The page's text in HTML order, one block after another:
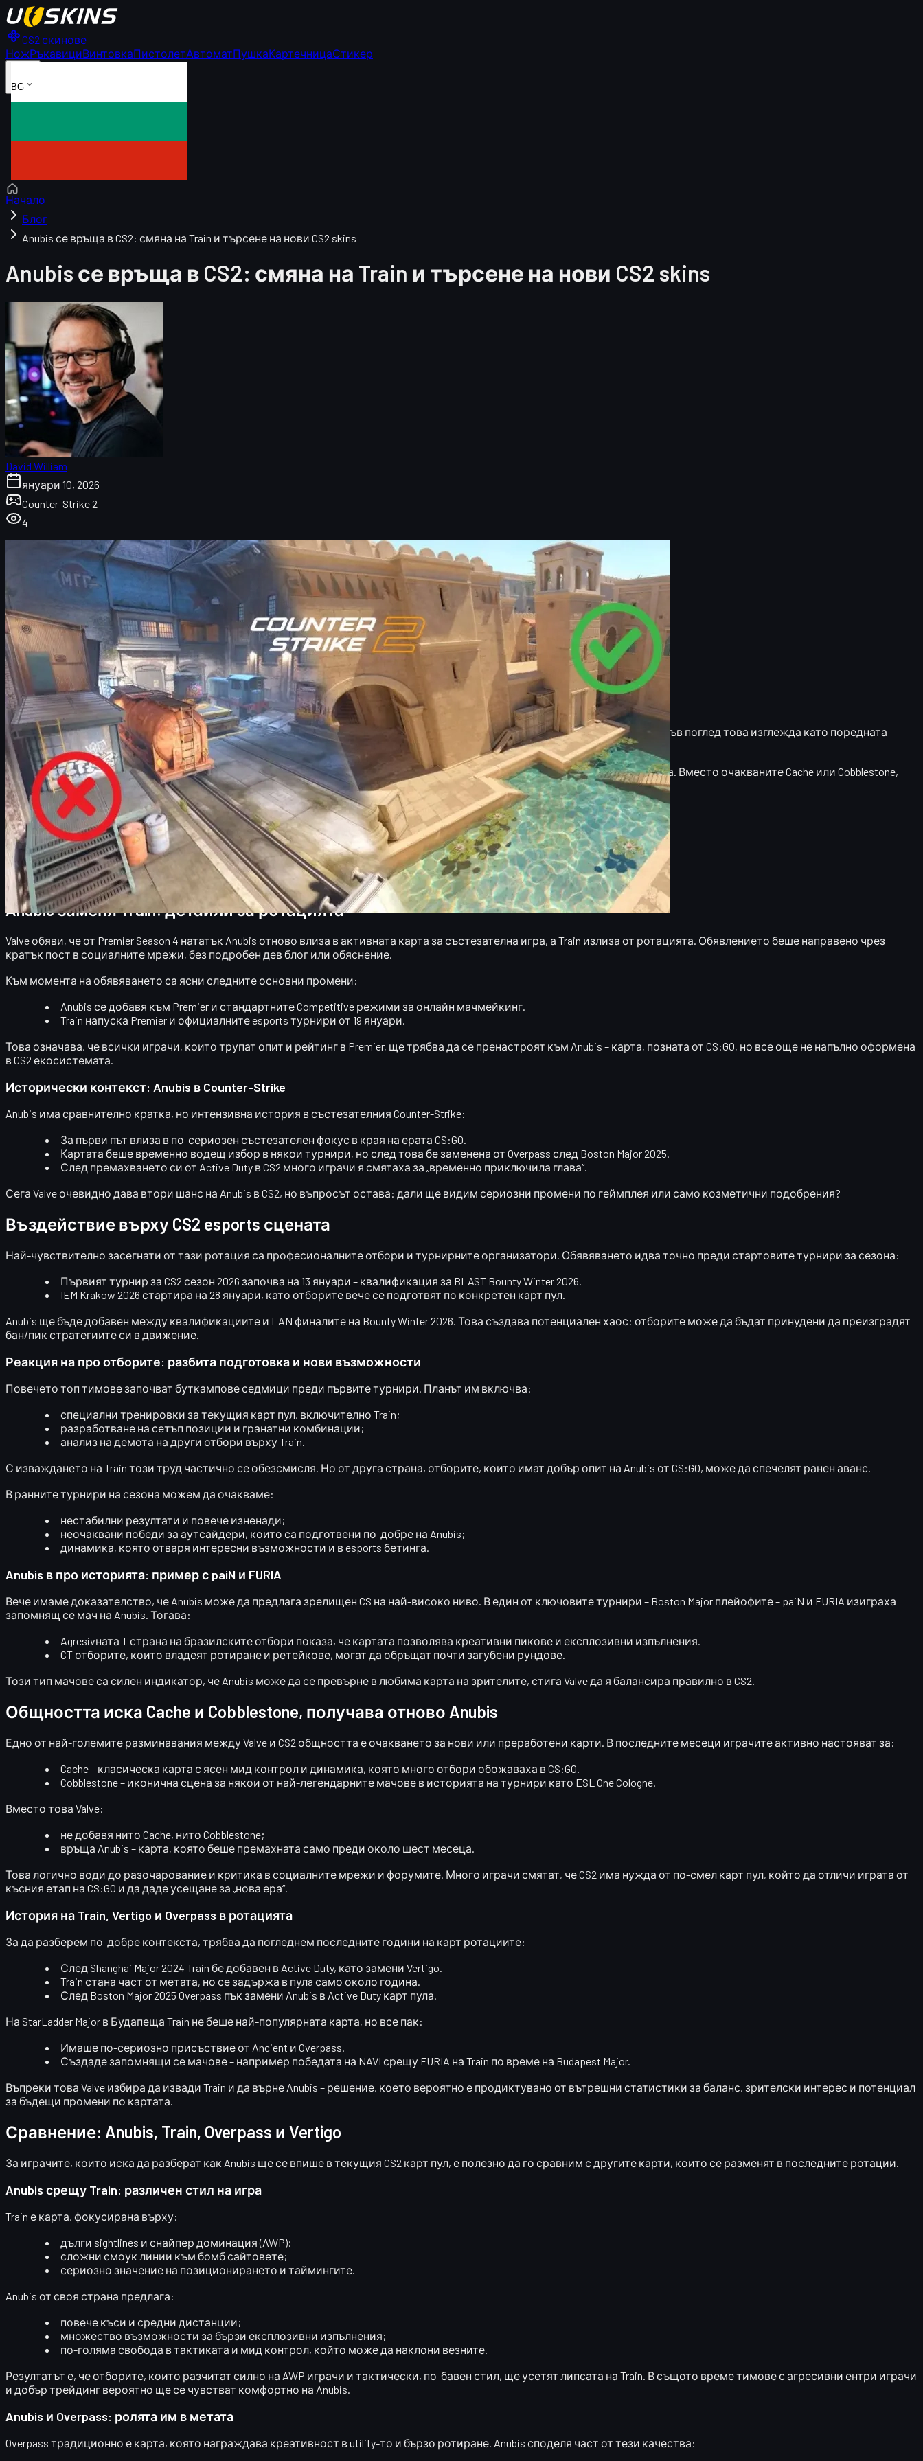
CS2 скинове
НожРъкавициВинтовкаПистолетАвтоматПушкаКартечницаСтикер
BG
Начало
Блог
Anubis се връща в CS2: смяна на Train и търсене на нови CS2 skins
Anubis се връща в CS2: смяна на Train и търсене на нови CS2 skins
David William
януари 10, 2026
Counter-Strike 2
4
Anubis се връща в CS2: какво всъщност се случи
Anubis заменя Train: детайли за ротацията
Въздействие върху CS2 esports сцената
Общността иска Cache и Cobblestone, получава отново Anubis
Сравнение: Anubis, Train, Overpass и Vertigo
Възможни промени по Anubis в CS2
CS2 Premier Season 4: рейтинг рестарт и нов медал
Как ротацията на карти влияе на CS2 skins икономиката
Практични съвети за играчи: подготовка за Anubis
Заключение и какво да очакваме от бъдещите ъпдейти
Anubis се връща в CS2: какво всъщност се случи
Valve официално връща Anubis в Active Duty карт пула на Counter-Strike 2
, а Train отново излиза от състезателната ротация. На пръв поглед това изглежда като поредната
стандартна смяна на карти, но таймингът и изборът на карта предизвикаха силна реакция в общността.
Ходът идва точнопреди старта на новия esports сезон 2026, когато про отборите вече са дълбоко в буткампове и подготовка. Вместо очакваните Cache или Cobblestone,
играчите получават връщане към карта, която беше премахната преди едва няколко месеца.
В тази статия ще разгледаме в детайл:
Защо Anubis заменя Train и какво означава това за метата
Как ще се адаптира про сцената и турнирните организатори
Защо общността е разочарована от липсата на Cache
Как тези промени влияят и на икономиката наCS2 skinsи търговията в общността
Anubis заменя Train: детайли за ротацията
Valve обяви, чеот Premier Season 4 нататък Anubis отново влиза в активната карта за състезателна игра, а Train излиза от ротацията. Обявлението беше направено чрез
кратък пост в социалните мрежи, без подробен дев блог или обяснение.
Към момента на обявяването са ясни следните основни промени:
Anubis се добавя към Premier и стандартнитеCompetitive режими за онлайн мачмейкинг.
Train напуска Premier и официалните esports турнири от 19 януари.
Това означава, че всички играчи, които трупат опит и рейтинг в Premier, ще трябва да се пренастроят към Anubis – карта, позната от CS:GO, но все още не напълно оформена
в CS2 екосистемата.
Исторически контекст: Anubis в Counter-Strike
Anubis има сравнително кратка, но интензивна история в състезателния Counter-Strike:
За първи път влиза в по-сериозен състезателен фокус в края на ерата CS:GO.
Картата беше временно водещ избор в някои турнири, но след това безаменена от Overpass след Boston Major 2025.
След премахването си от Active Duty в CS2 много играчи я смятаха за „временно приключила глава“.
Сега Valve очевидно дава втори шанс на Anubis в CS2, но въпросът остава: дали ще видим сериозни промени по геймплея или само козметични подобрения?
Въздействие върху CS2 esports сцената
Най-чувствително засегнати от тази ротация са професионалните отбори и турнирните организатори. Обявяването идва точно преди стартовите турнири за сезона:
Първият турнир за CS2 сезон 2026 започва на 13 януари – квалификация за BLAST Bounty Winter 2026.
IEM Krakow 2026 стартира на 28 януари, като отборите вече се подготвят по конкретен карт пул.
Anubis ще бъде добавен между квалификациите и LAN финалите на Bounty Winter 2026. Това създава потенциален хаос: отборите може да бъдат принудени да преизградят
бан/пик стратегиите си в движение.
Реакция на про отборите: разбита подготовка и нови възможности
Повечето топ тимове започват буткампове седмици преди първите турнири. Планът им включва:
специални тренировки за текущия карт пул, включително Train;
разработване на сетъп позиции и гранатни комбинации;
анализ на демота на други отбори върху Train.
С изваждането на Train този труд частично се обезсмисля. Но от друга страна, отборите, които имат добър опит на Anubis от CS:GO, може да спечелят ранен аванс.
В ранните турнири на сезона можем да очакваме:
нестабилни резултати и повече изненади;
неочаквани победи за аутсайдери, които са подготвени по-добре на Anubis;
динамика, която отваря интересни възможности и вesports бетинга.
Anubis в про историята: пример с paiN и FURIA
Вече имаме доказателство, че Anubis може да предлага зрелищен CS на най-високо ниво. В един от ключовите турнири – Boston Major плейофите – paiN и FURIA изиграха
запомнящ се мач на Anubis. Тогава:
Agresivната T страна на бразилските отбори показа, че картата позволява креативни пикове и експлозивни изпълнения.
CT отборите, които владеят ротиране и ретейкове, могат да обръщат почти загубени рундове.
Този тип мачове са силен индикатор, че Anubis може да се превърне в любима карта на зрителите, стига Valve да я балансира правилно в CS2.
Общността иска Cache и Cobblestone, получава отново Anubis
Едно от най-големите разминавания между Valve и CS2 общността еочакването за нови или преработени карти. В последните месеци играчите активно настояват за:
Cache– класическа карта с ясен мид контрол и динамика, която много отбори обожаваха в CS:GO.
Cobblestone– иконична сцена за някои от най-легендарните мачове в историята на турнири като ESL One Cologne.
Вместо това Valve:
не добавя нито Cache, нито Cobblestone;
връща Anubis – карта, която беше премахната само преди около шест месеца.
Това логично води до разочарование и критика в социалните мрежи и форумите. Много играчи смятат, че CS2 има нужда от по-смел карт пул, който да отличи играта от
късния етап на CS:GO и да даде усещане за „нова ера“.
История на Train, Vertigo и Overpass в ротацията
За да разберем по-добре контекста, трябва да погледнем последните години на карт ротациите:
След Shanghai Major 2024 Train бе добавен в Active Duty, като замени Vertigo.
Train стана част от метата, но се задържа в пулa само около година.
След Boston Major 2025 Overpass пък замени Anubis в Active Duty карт пула.
На StarLadder Major в Будапеща Train не беше най-популярната карта, но все пак:
Имаше по-сериозно присъствие от Ancient и Overpass.
Създаде запомнящи се мачове – например победата на NAVI срещу FURIA на Train по време на Budapest Major.
Въпреки това Valve избира да извади Train и да върне Anubis – решение, което вероятно е продиктувано от вътрешни статистики за баланс, зрителски интерес и потенциал
за бъдещи промени по картата.
Сравнение: Anubis, Train, Overpass и Vertigo
За играчите, които иска да разберат как Anubis ще се впише в текущия CS2 карт пул, е полезно да го сравним с другите карти, които се разменят в последните ротации.
Anubis срещу Train: различен стил на игра
Train е карта, фокусирана върху:
дълги sightlines и снайпер доминация (AWP);
сложни смоук линии към бомб сайтовете;
сериозно значение на позиционирането и таймингите.
Anubis от своя страна предлага:
повече къси и средни дистанции;
множество възможности за бързи експлозивни изпълнения;
по-голяма свобода в тактиката и мид контрол, който може да наклони везните.
Резултатът е, че отборите, които разчитат силно на AWP играчи и тактически, по-бавен стил, ще усетят липсата на Train. В същото време тимове с агресивни ентри играчи
и добър трейдинг вероятно ще се чувстват комфортно на Anubis.
Anubis и Overpass: ролята им в метата
Overpass традиционно е карта, която награждава креативност в utility-то и бързо ротиране. Anubis споделя част от тези качества: